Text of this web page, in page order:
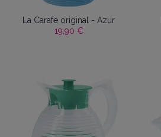
La Carafe original - Azur
19,90 €